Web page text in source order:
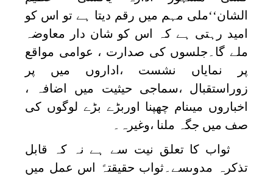
الشان‘‘ملی مہم میں رقم دیتا ہے تو اس کو
امید رہتی ہے کہ اس کو شان دار معاوضہ
ملے گا۔جلسوں کی صدارت ، عوامی مواقع
پر نمایاں نشست ،اداروں میں پر
زوراستقبال ،سماجی حیثیت میں اضافہ ،
اخباروں میںنام چھپنا اوربڑے بڑے لوگوں کی
صف میں جگہ ملنا ،وغیرہ۔
ثواب کا تعلق نیت سے ہے نہ کہ قابل
تذکرہ مدوںسے۔ثواب حقیقتہً اس عمل میں